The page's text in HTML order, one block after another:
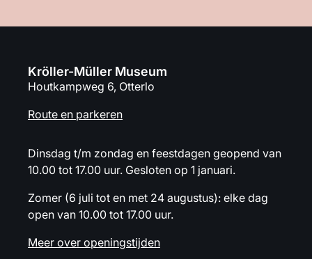
Kröller-Müller Museum
Houtkampweg 6, Otterlo
Route en parkeren
Dinsdag t/m zondag en feestdagen geopend van
10.00 tot 17.00 uur. Gesloten op 1 januari.
Zomer (6 juli tot en met 24 augustus): elke dag
open van 10.00 tot 17.00 uur.
Meer over openingstijden